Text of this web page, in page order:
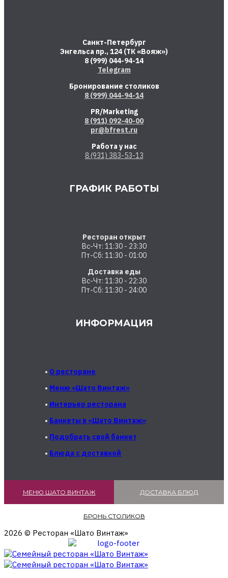
Санкт-Петербург
Энгельса пр., 124 (ТК «Вояж»)
8 (999) 044-94-14
Telegram
Бронирование столиков
8 (999) 044-94-14
PR/Marketing
8 (911) 092-40-00
pr@bfrest.ru
Работа у нас
8 (931) 383-53-13
ГРАФИК РАБОТЫ
Ресторан открыт
Вс-Чт: 11:30 - 23:30
Пт-Сб: 11:30 - 01:00
Доставка еды
Вс-Чт: 11:30 - 22:30
Пт-Сб: 11:30 - 24:00
ИНФОРМАЦИЯ
• О ресторане
• Меню «Шато Винтаж»
• Интерьер ресторана
• Банкеты в «Шато Винтаж»
• Подобрать свой банкет
• Блюда с доставкой
МЕНЮ ШАТО ВИНТАЖ ДОСТАВКА БЛЮД
БРОНЬ СТОЛИКОВ
2026 © Ресторан «Шато Винтаж»